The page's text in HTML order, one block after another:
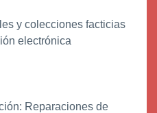
y colecciones facticias
electrónica
Reparaciones de